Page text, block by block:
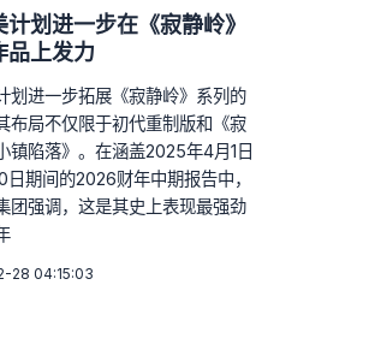
计划进一步在《寂静岭》
品上发力
划进一步拓展《寂静岭》系列的
布局不仅限于初代重制版和《寂
镇陷落》。在涵盖2025年4月1日
日期间的2026财年中期报告中，
团强调，这是其史上表现最强劲
28 04:15:03